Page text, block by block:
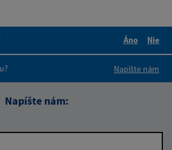
Áno
Nie
Napíšte nám
Napíšte nám: